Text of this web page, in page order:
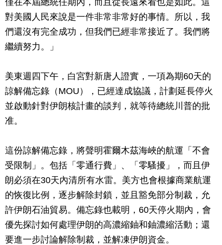
對美國人民來說是一件非常非常好的事情。所以，我
們還沒有完全成功，但我們已經非常接近了。我們將
繼續努力。」
美東週四下午，白宮對新唐人證實，一項為期60天的
諒解備忘錄（MOU），已經達成協議，計劃延長停火
並啟動針對伊朗核計畫的談判，就等待總統川普的批
准。
這份諒解備忘錄，將聲明霍爾木茲海峽的航運「不會
受限制」。包括「零通行費」、「零騷擾」，而且伊
朗必須在30天內清所有水雷。美方也會根據商業航運
的恢復比例，逐步解除封鎖，並且豁免部分制裁，允
許伊朗石油貿易。備忘錄也載明，60天停火期內，會
優先探討如何處理伊朗的高濃縮鈾和鈾濃縮活動；還
要進一步討論解除制裁，並解凍伊朗資金。